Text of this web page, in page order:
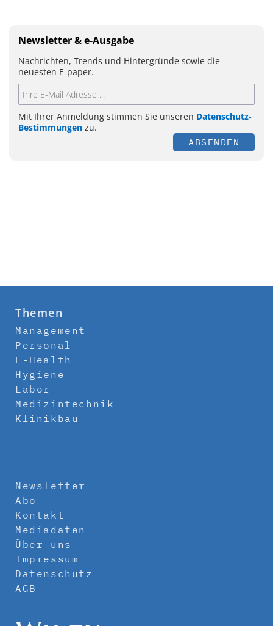
Newsletter & e-Ausgabe
Nachrichten, Trends und Hintergründe sowie die
neuesten E-paper.
Mit Ihrer Anmeldung stimmen Sie unseren Datenschutz-
Bestimmungen zu.
ABSENDEN
Themen
Management
Personal
E-Health
Hygiene
Labor
Medizintechnik
Klinikbau
Newsletter
Abo
Kontakt
Mediadaten
Über uns
Impressum
Datenschutz
AGB